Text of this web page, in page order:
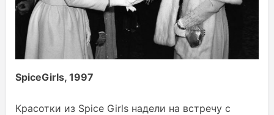
SpiceGirls, 1997
Красотки из Spice Girls надели на встречу с